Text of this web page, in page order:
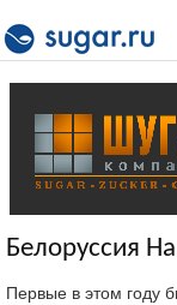
Белоруссия
Первые в этом году